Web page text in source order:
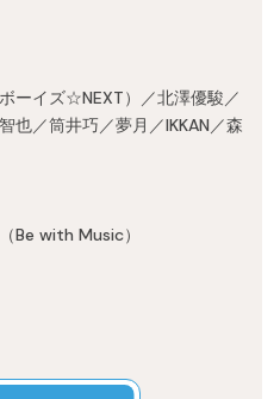
ーイズ☆NEXT）／北澤優駿／
也／筒井巧／夢月／IKKAN／森
Be with Music）